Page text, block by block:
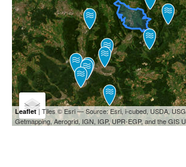
Leaflet| Tiles © Esri — Source: Esri, i-cubed, USDA,
Getmapping, Aerogrid, IGN, IGP, UPR-EGP, and the GIS